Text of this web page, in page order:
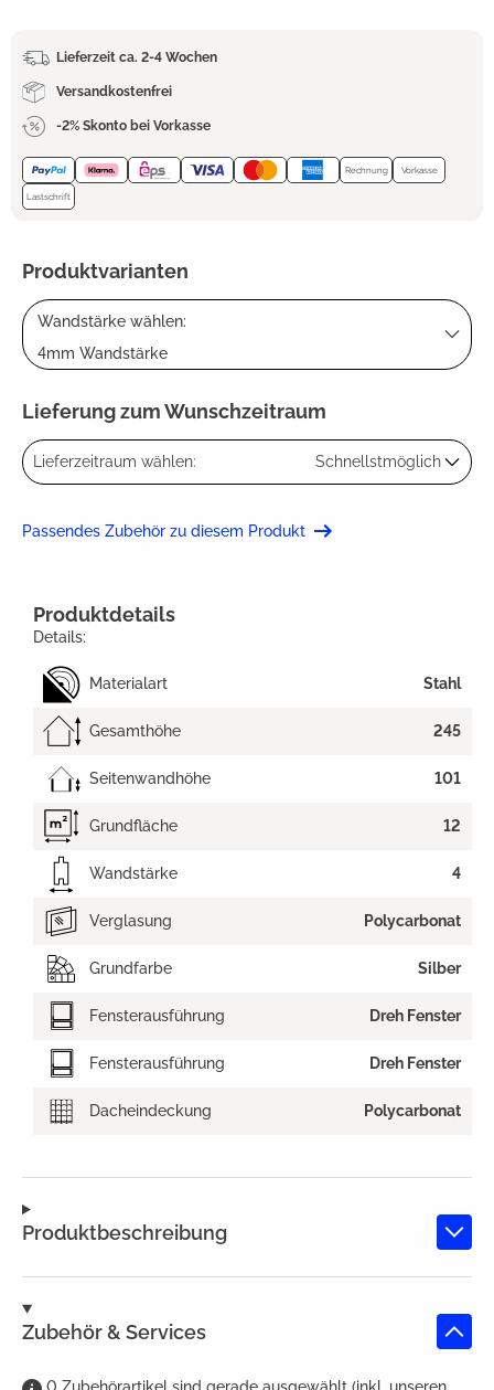
Lieferzeit ca. 2-4 Wochen
Versandkostenfrei
-2% Skonto bei Vorkasse
Rechnung Vorkasse
Lastschrift
Produktvarianten
Wandstärke wählen:
4mm Wandstärke
Lieferung zum Wunschzeitraum
Lieferzeitraum wählen: Schnellstmöglich
Passendes Zubehör zu diesem Produkt
Produktbeschreibung
Zubehör & Services
Produktdetails
Details:
Materialart Stahl
Gesamthöhe 245
Seitenwandhöhe 101
Grundfläche 12
Wandstärke 4
Verglasung Polycarbonat
Grundfarbe Silber
Fensterausführung Dreh Fenster
Fensterausführung Dreh Fenster
Dacheindeckung Polycarbonat